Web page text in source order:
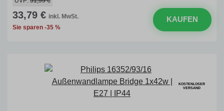
33,79 € inkl. MwSt.
Sie sparen -35 %
KAUFEN
KOSTENLOSER
VERSAND